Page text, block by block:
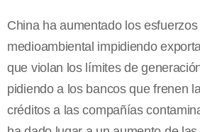
China ha aumentado los
medioambiental impidiendo
que violan los límites de
pidiendo a los bancos que frenen
créditos a las compañías